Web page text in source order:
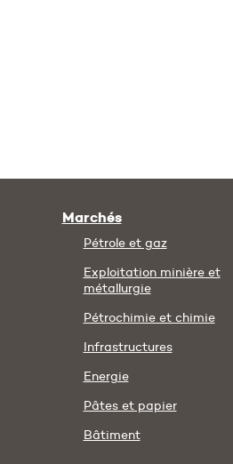
Marchés
Pétrole et gaz
Exploitation minière et
métallurgie
Pétrochimie et chimie
Infrastructures
Energie
Pâtes et papier
Bâtiment